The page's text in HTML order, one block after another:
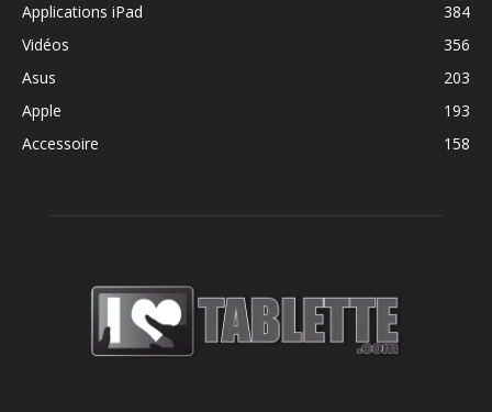
Applications iPad
384
Vidéos
356
Asus
203
Apple
193
Accessoire
158